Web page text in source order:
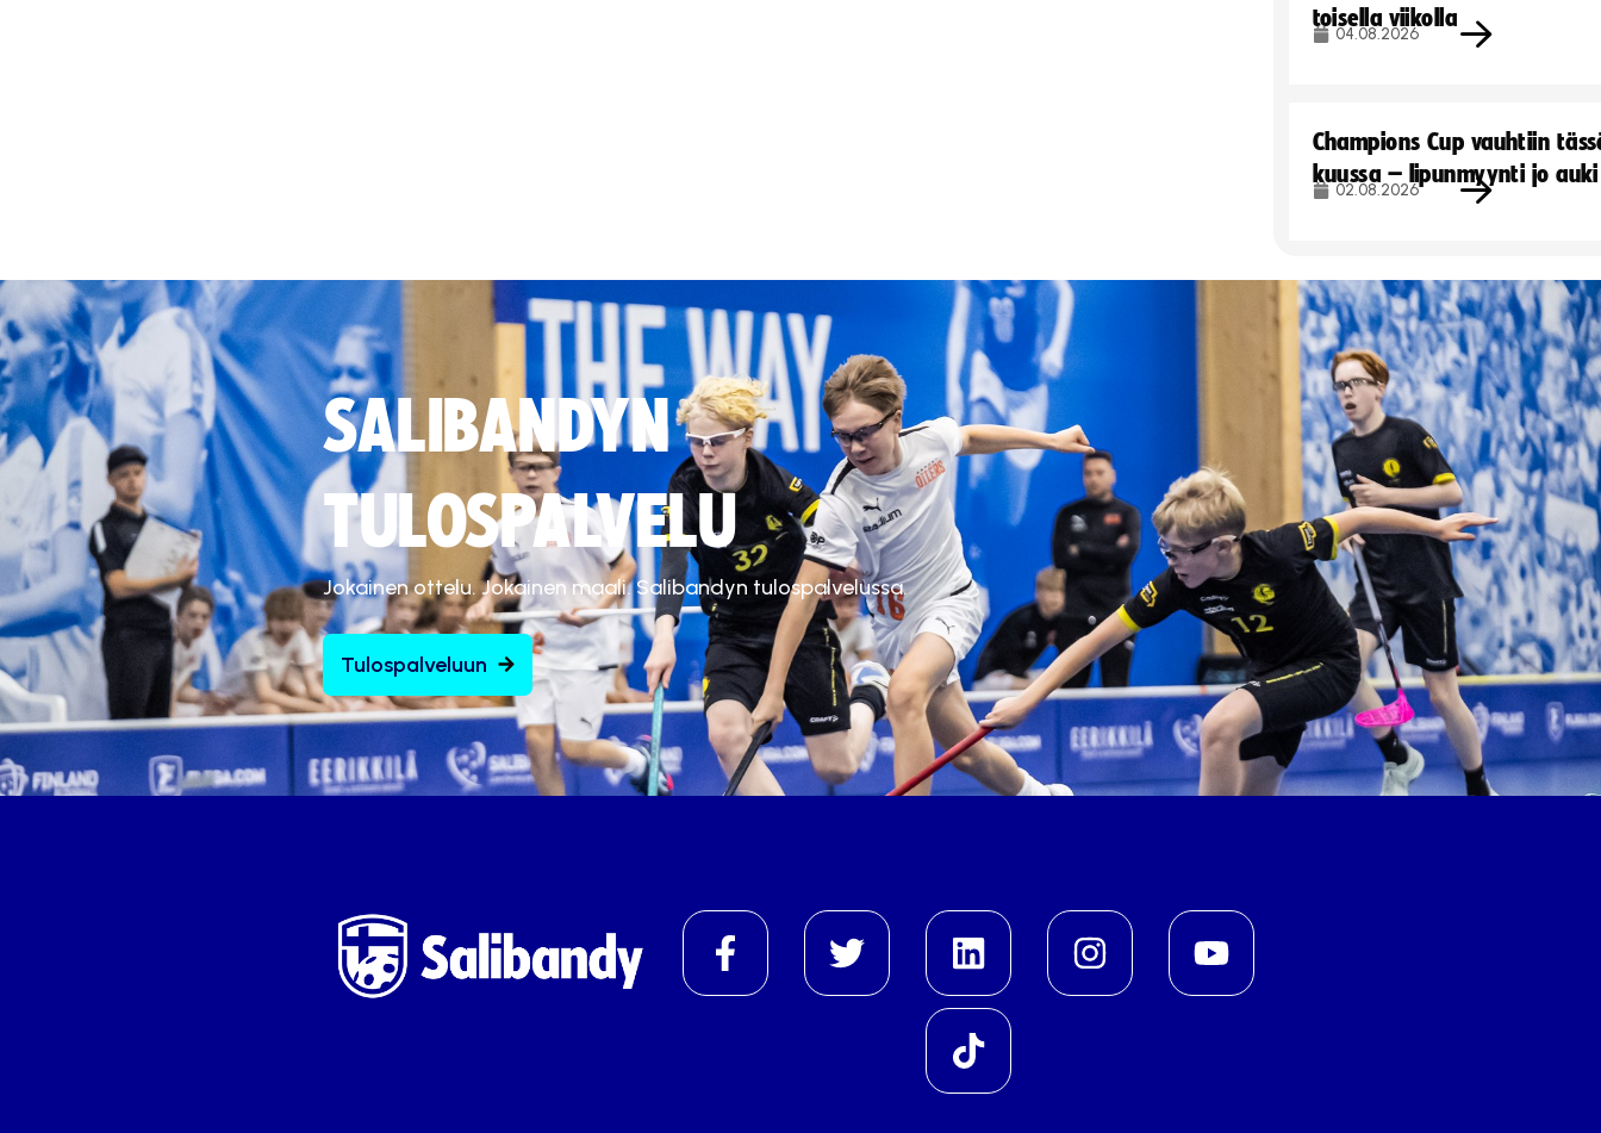
toisella viikolla
04.08.2026
Champions Cup vauhtiin
kuussa – lipunmyynti jo auki
02.08.2026
SALIBANDYN
TULOSPALVELU
Jokainen ottelu. Jokainen maali. Salibandyn tulospalvelussa.
Tulospalveluun